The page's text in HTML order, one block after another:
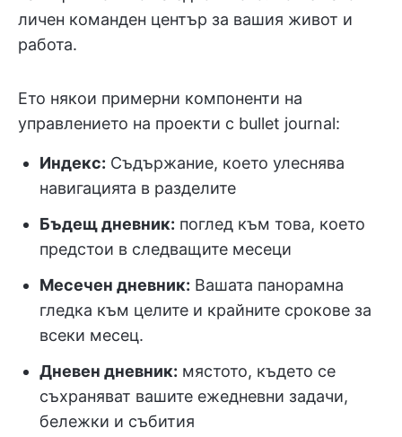
личен команден център за вашия живот и
работа.
Ето някои примерни компоненти на
управлението на проекти с bullet journal:
Индекс: Съдържание, което улеснява
навигацията в разделите
Бъдещ дневник: поглед към това, което
предстои в следващите месеци
Месечен дневник: Вашата панорамна
гледка към целите и крайните срокове за
всеки месец.
Дневен дневник: мястото, където се
съхраняват вашите ежедневни задачи,
бележки и събития